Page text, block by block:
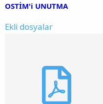
OSTİM'i UNUTMA
Ekli dosyalar